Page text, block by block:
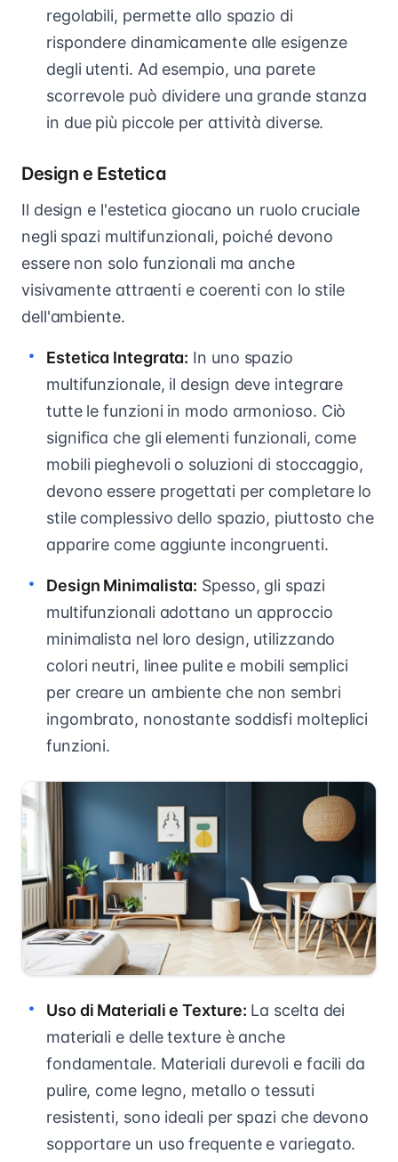
regolabili, permette allo spazio di
rispondere dinamicamente alle esigenze
degli utenti. Ad esempio, una parete
scorrevole può dividere una grande stanza
in due più piccole per attività diverse.
Design e Estetica
Il design e l'estetica giocano un ruolo cruciale
negli spazi multifunzionali, poiché devono
essere non solo funzionali ma anche
visivamente attraenti e coerenti con lo stile
dell'ambiente.
Estetica Integrata: In uno spazio
multifunzionale, il design deve integrare
tutte le funzioni in modo armonioso. Ciò
significa che gli elementi funzionali, come
mobili pieghevoli o soluzioni di stoccaggio,
devono essere progettati per completare lo
stile complessivo dello spazio, piuttosto che
apparire come aggiunte incongruenti.
Design Minimalista: Spesso, gli spazi
multifunzionali adottano un approccio
minimalista nel loro design, utilizzando
colori neutri, linee pulite e mobili semplici
per creare un ambiente che non sembri
ingombrato, nonostante soddisfi molteplici
funzioni.
Uso di Materiali e Texture: La scelta dei
materiali e delle texture è anche
fondamentale. Materiali durevoli e facili da
pulire, come legno, metallo o tessuti
resistenti, sono ideali per spazi che devono
sopportare un uso frequente e variegato.